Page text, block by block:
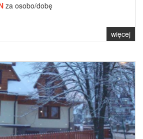
za osobo/dobę
więcej